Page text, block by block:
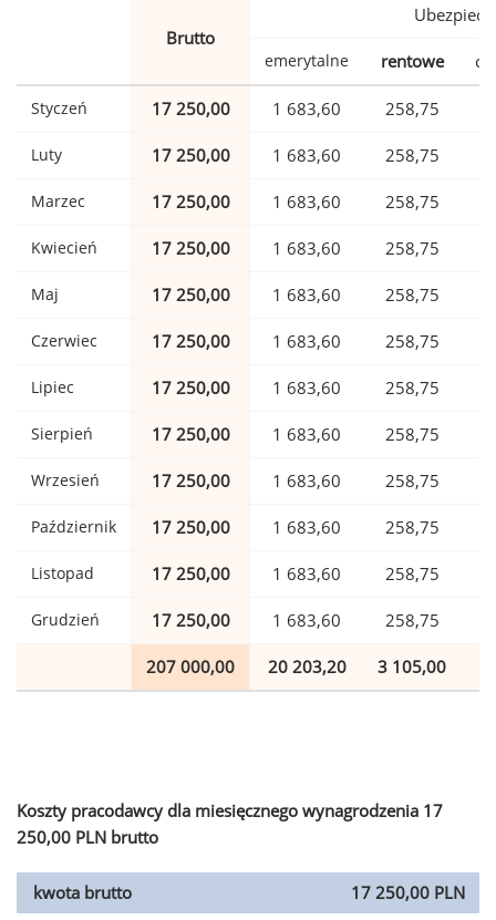
Brutto
emerytalne rentowe
Styczeń 17 250,00 1 683,60 258,75
Luty 17 250,00 1 683,60 258,75
Marzec 17 250,00 1 683,60 258,75
Kwiecień 17 250,00 1 683,60 258,75
Maj 17 250,00 1 683,60 258,75
Czerwiec 17 250,00 1 683,60 258,75
Lipiec 17 250,00 1 683,60 258,75
Sierpień 17 250,00 1 683,60 258,75
Wrzesień 17 250,00 1 683,60 258,75
Październik 17 250,00 1 683,60 258,75
Listopad 17 250,00 1 683,60 258,75
Grudzień 17 250,00 1 683,60 258,75
207 000,00 20 203,20 3 105,00
Koszty pracodawcy dla miesięcznego wynagrodzenia 17
250,00 PLN brutto
kwota brutto
17 250,00 PLN